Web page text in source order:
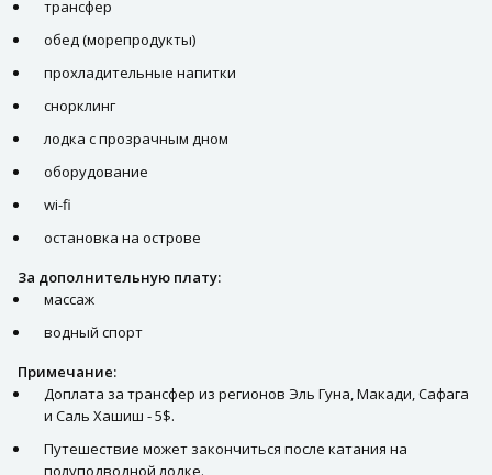
трансфер
обед (морепродукты)
прохладительные напитки
снорклинг
лодка с прозрачным дном
оборудование
wi-fi
остановка на острове
За дополнительную плату:
массаж
водный спорт
Примечание:
Доплата за трансфер из регионов Эль Гуна, Макади, Сафага
и Саль Хашиш - 5$.
Путешествие может закончиться после катания на
полуподводной лодке.